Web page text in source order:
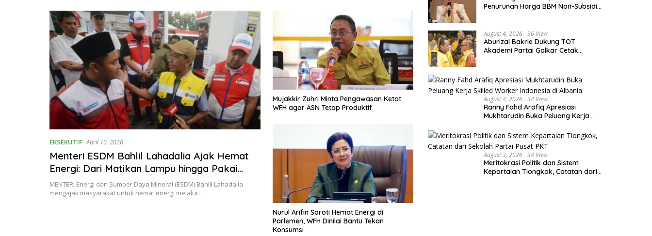
EKSEKUTIF April 10, 2026
Menteri ESDM Bahlil Lahadalia Ajak Hemat
Energi: Dari Matikan Lampu hingga Pakai
Mobil Listrik
MENTERI Energi dan Sumber Daya Mineral (ESDM) Bahlil Lahadalia
mengajak masyarakat untuk hemat energi melalui…
Mujakkir Zuhri Minta Pengawasan Ketat
WFH agar ASN Tetap Produktif
Nurul Arifin Soroti Hemat Energi di
Parlemen, WFH Dinilai Bantu Tekan
Konsumsi
Penurunan Harga BBM Non-Subsidi,
August 4, 2026 36 View
Aburizal Bakrie Dukung TOT
Akademi Partai Golkar Cetak
August 4, 2026 34 View
Ranny Fahd Arafiq Apresiasi
Mukhtarudin Buka Peluang Kerja
August 3, 2026 34 View
Meritokrasi Politik dan Sistem
Kepartaian Tiongkok, Catatan dari